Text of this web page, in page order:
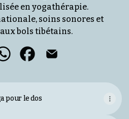
en yogathérapie.
soins sonores et
bols tibétains.
pour le dos